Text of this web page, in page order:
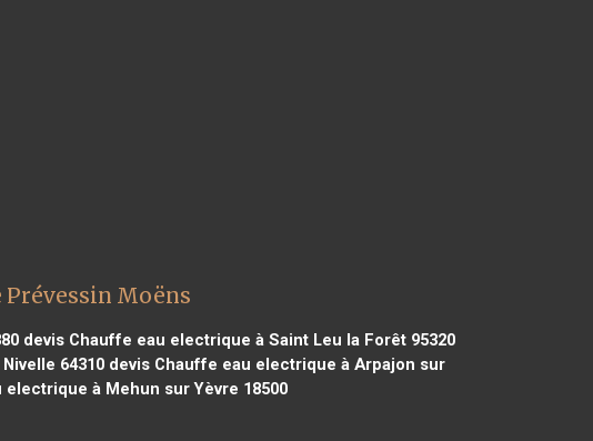
Moëns
devis Chauffe eau electrique à Saint Leu la Forêt 95320
64310 devis Chauffe eau electrique à Arpajon sur
à Mehun sur Yèvre 18500